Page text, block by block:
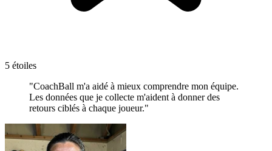
5 étoiles
"CoachBall m'a aidé à mieux comprendre mon équipe.
Les données que je collecte m'aident à donner des
retours ciblés à chaque joueur."